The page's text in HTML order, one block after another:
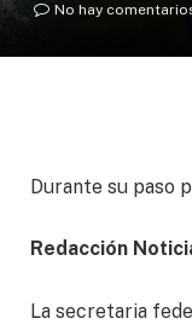
No hay
Durante su paso
Redacción
La secretaria